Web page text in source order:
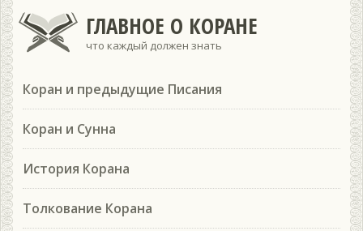
ГЛАВНОЕ О КОРАНЕ
что каждый должен знать
Коран и предыдущие Писания
Коран и Сунна
История Корана
Толкование Корана